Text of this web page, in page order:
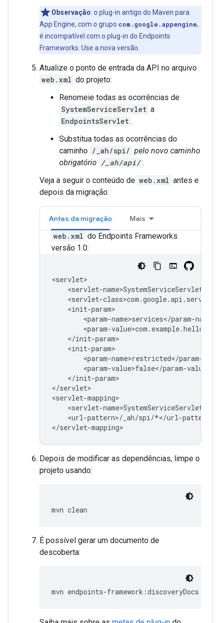
Observação: o plug-in antigo do Maven para
App Engine, com o grupo com.google.appengine,
é incompatível com o plug-in do Endpoints
Frameworks. Use a nova versão.
Atualize o ponto de entrada da API no arquivo
web.xml do projeto:
Renomeie todas as ocorrências de
SystemServiceServlet a
EndpointsServlet .
Substitua todas as ocorrências do
caminho /_ah/spi/ pelo novo caminho
obrigatório /_ah/api/ .
Veja a seguir o conteúdo de web.xml antes e
depois da migração:
Antes da migração Mais
web.xml do Endpoints Frameworks
versão 1.0:
</init-param>
</servlet>
<url-pattern>/_ah/spi/*</url-pattern>
</servlet-mapping>
Depois de modificar as dependências, limpe o
projeto usando:
mvn clean
É possível gerar um documento de
descoberta:
mvn endpoints-framework:discoveryDocs